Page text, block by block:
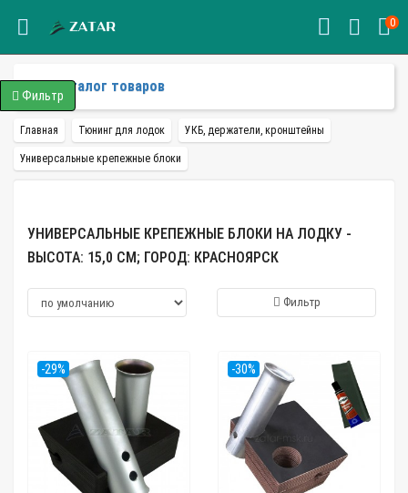
0
Каталог товаров
Главная Тюнинг для лодок УКБ, держатели, кронштейны
Универсальные крепежные блоки
УНИВЕРСАЛЬНЫЕ КРЕПЕЖНЫЕ БЛОКИ НА ЛОДКУ -
ВЫСОТА: 15,0 СМ; ГОРОД: КРАСНОЯРСК
Фильтр
-29% -30%
Фильтр